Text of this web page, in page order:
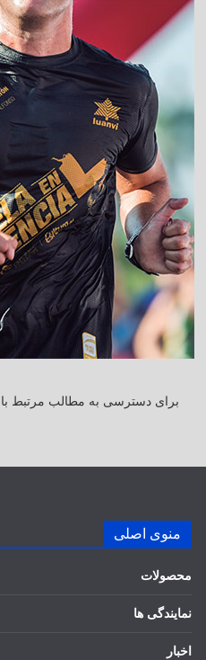
برای دسترسی به مطالب مرتبط با
منوی اصلی
محصولات
نمایندگی ها
اخبار